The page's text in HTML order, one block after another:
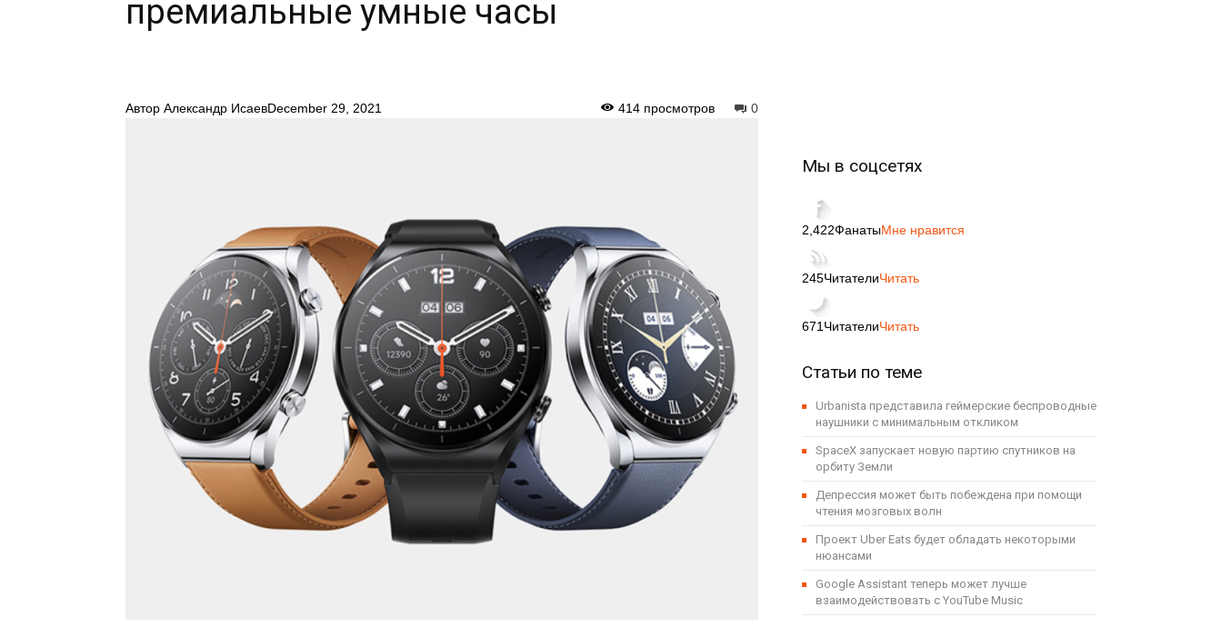
премиальные умные часы
Автор Александр ИсаевDecember 29, 2021 0
414 просмотров
Мы в соцсетях
2,422ФанатыМне нравится
245ЧитателиЧитать
671 ЧитателиЧитать
Статьи по теме
Urbanista представила геймерские беспроводные
наушники с минимальным откликом
SpaceX запускает новую партию спутников на
орбиту Земли
Депрессия может быть побеждена при помощи
чтения мозговых волн
Проект Uber Eats будет обладать некоторыми
нюансами
Google Assistant теперь может лучше
взаимодействовать с YouTube Music